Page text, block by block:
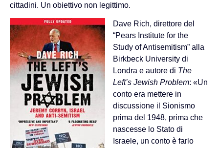
cittadini. Un obiettivo non legittimo.
Dave Rich, direttore del
“Pears Institute for the
Study of Antisemitism” alla
Birkbeck University di
Londra e autore di The
Left’s Jewish Problem: «Un
conto era mettere in
discussione il Sionismo
prima del 1948, prima che
nascesse lo Stato di
Israele, un conto è farlo